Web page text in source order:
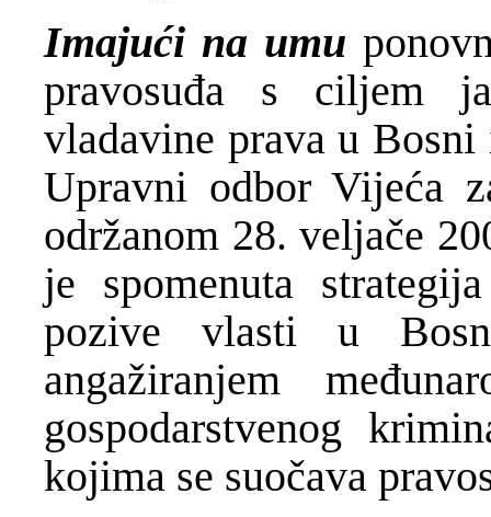
Imajući па ити
pravosuđa s ciljem
vladavine prava u
Upravni odbor Vijeća
održanom 28. veljače
је spomenuta
pozive vlasti u
angažiranjem
gospodarstvenog
kojima se suočava